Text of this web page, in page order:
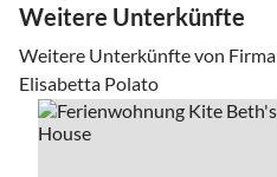
Weitere Unterkünfte
Weitere Unterkünfte von
Elisabetta Polato